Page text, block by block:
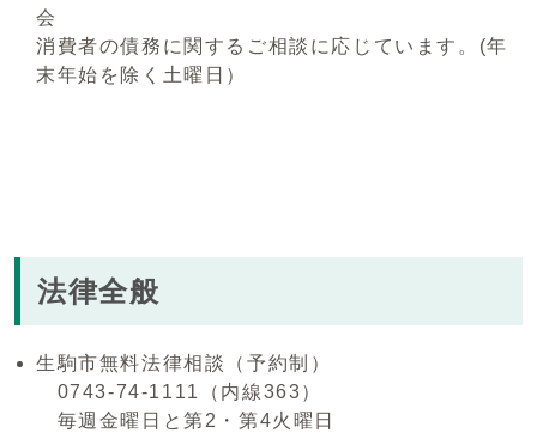
消費者の債務に関するご相談に応じています。(年
末年始を除く土曜日）
法律全般
生駒市無料法律相談（予約制）
0743-74-1111（内線363）
毎週金曜日と第2・第4火曜日